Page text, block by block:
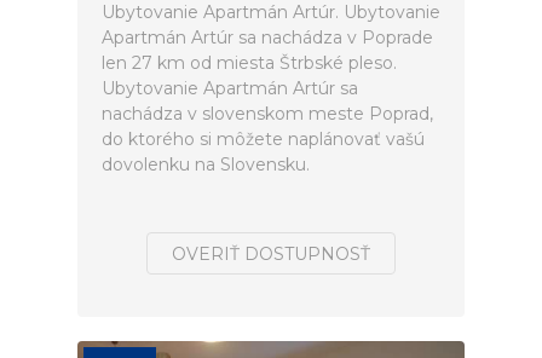
Ubytovanie Apartmán Artúr. Ubytovanie
Apartmán Artúr sa nachádza v Poprade
len 27 km od miesta Štrbské pleso.
Ubytovanie Apartmán Artúr sa
nachádza v slovenskom meste Poprad,
do ktorého si môžete naplánovať vašú
dovolenku na Slovensku.
OVERIŤ DOSTUPNOSŤ